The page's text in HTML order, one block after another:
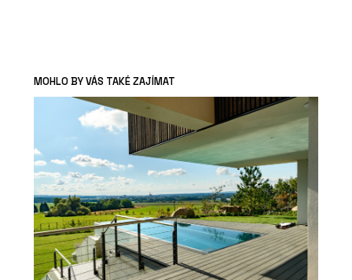
MOHLO BY VÁS TAKÉ ZAJÍMAT